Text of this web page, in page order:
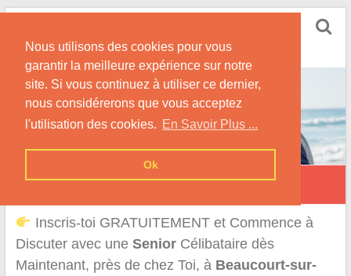
Nous utilisons des cookies pour vous
garantir la meilleure expérience sur notre
site. Si vous continuez à utiliser ce dernier,
nous considérerons que vous acceptez
l'utilisation des cookies. En Savoir Plus ...
Ok
Skip
content
Conseils & Infos pour la Rencontre d'une Senior
Beaucourt-sur-l’Ancre
Inscris-toi GRATUITEMENT et Commence à
Discuter avec une SeniorCélibataire dès
Maintenant, près de chez Toi, à Beaucourt-sur-